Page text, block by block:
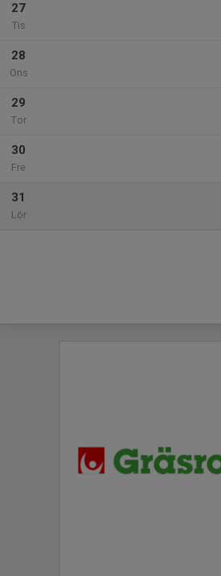
27
Tis
28
Ons
29
Tor
30
Fre
31
Lör